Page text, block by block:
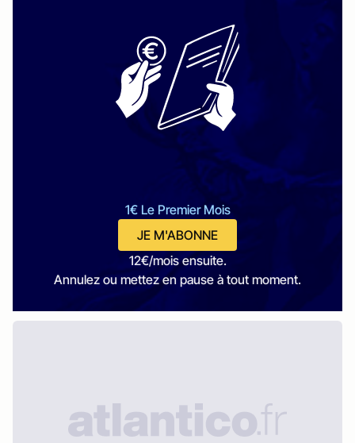
1€ Le Premier Mois
JE M'ABONNE
12€/mois ensuite.
Annulez ou mettez en pause à tout moment.